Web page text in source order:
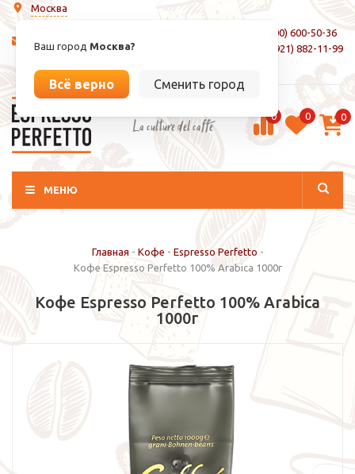
Москва
Ваш город Москва?
Всё верно Сменить город
info@espressoperfetto.ru
8 (800) 600-50-36
+7 (921) 882-11-99
La culture del caffé 0 0 0
МЕНЮ
Главная - Кофе - Espresso Perfetto -
Кофе Espresso Perfetto 100% Arabica 1000г
Кофе Espresso Perfetto 100% Arabica
1000г